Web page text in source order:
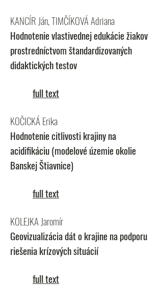
KANCÍR Ján, TIMČÍKOVÁ Adriana
Hodnotenie vlastivednej edukácie žiakov
prostredníctvom štandardizovaných
didaktických testov
full text
KOČICKÁ Erika
Hodnotenie citlivosti krajiny na
acidifikáciu (modelové územie okolie
Banskej Štiavnice)
full text
KOLEJKA Jaromír
Geovizualizácia dát o krajine na podporu
riešenia krízových situácií
full text